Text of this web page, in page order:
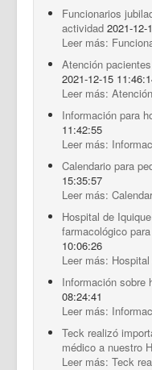
Funcionarios
actividad 2021-12-
Leer más:
Atención
2021-12-15
Leer más:
Información para
11:42:55
Leer más:
Calendario para
15:35:57
Leer más:
Hospital de
farmacológico
10:06:26
Leer más: Hospital
Información sobre
08:24:41
Leer más:
Teck realizó
médico a nuestro
Leer más: Teck